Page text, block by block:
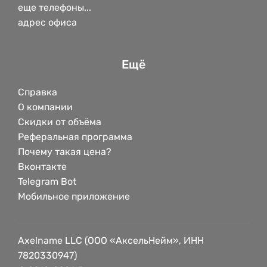
еще телефоны...
адрес офиса
Ещё
Справка
О компании
Скидки от объёма
Реферальная программа
Почему такая цена?
Вконтакте
Telegram Bot
Мобильное приложение
Axelname LLC (ООО «АксельНейм», ИНН
7820330947)